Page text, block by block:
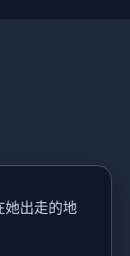
她出走的地